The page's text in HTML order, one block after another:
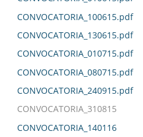
CONVOCATORIA_100615.pdf
CONVOCATORIA_130615.pdf
CONVOCATORIA_010715.pdf
CONVOCATORIA_080715.pdf
CONVOCATORIA_240915.pdf
CONVOCATORIA_310815
CONVOCATORIA_140116